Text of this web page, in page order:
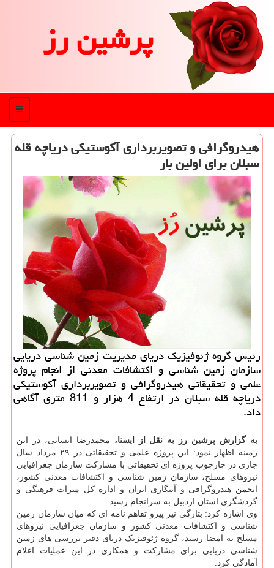
پرشین رز
منو
هیدروگرافی و تصویربرداری آكوستیكی دریاچه قله
سبلان برای اولین بار
رئیس گروه ژئوفیزیك دریای مدیریت زمین شناسی دریایی
سازمان زمین شناسی و اكتشافات معدنی از انجام پروژه
علمی و تحقیقاتی هیدروگرافی و تصویربرداری آكوستیكی
دریاچه قله سبلان در ارتفاع 4 هزار و 811 متری آگاهی
داد.
به گزارش پرشین رز به نقل از ایسنا، محمدرضا انسانی، در این
زمینه اظهار نمود: این پروژه علمی و تحقیقاتی در ۲۹ مرداد سال
جاری در چارچوب پروژه ای تحقیقاتی با مشارکت سازمان جغرافیایی
نیروهای مسلح، سازمان زمین شناسی و اکتشافات معدنی کشور،
انجمن هیدروگرافی و آبنگاری ایران و اداره کل میراث فرهنگی و
گردشگری استان اردبیل به سرانجام رسید.
وی اشاره کرد: بتازگی نیز پیرو تفاهم نامه ای که میان سازمان‎ زمین
شناسی و اکتشافات معدنی کشور و سازمان جغرافیایی نیروهای
مسلح به امضا رسید، گروه ژئوفیزیک دریای دفتر بررسی های زمین
شناسی دریایی برای مشارکت و همکاری در این عملیات اعلام
آمادگی کرد.